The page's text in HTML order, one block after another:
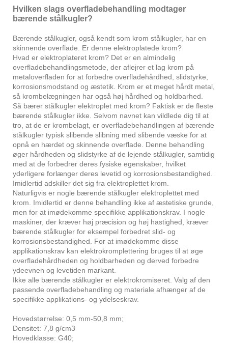
Hvilken slags overfladebehandling modtager
bærende stålkugler?
Bærende stålkugler, også kendt som krom stålkugler, har en
skinnende overflade. Er denne elektroplatede krom?
Hvad er elektroplateret krom? Det er en almindelig
overfladebehandlingsmetode, der aflejrer et lag krom på
metaloverfladen for at forbedre overfladehårdhed, slidstyrke,
korrosionsmodstand og æstetik. Krom er et meget hårdt metal,
så krombelægningen har også høj hårdhed og holdbarhed.
Så bærer stålkugler elektroplet med krom? Faktisk er de fleste
bærende stålkugler ikke. Selvom navnet kan vildlede dig til at
tro, at de er krombelagt, er overfladebehandlingen af ​​bærende
stålkugler typisk slibende slibning med slibende væske for at
opnå en hærdet og skinnende overflade. Denne behandling
øger hårdheden og slidstyrke af de lejende stålkugler, samtidig
med at de forbedrer deres fysiske egenskaber, hvilket
yderligere forlænger deres levetid og korrosionsbestandighed.
Imidlertid adskiller det sig fra elektroplettet krom.
Naturligvis er nogle bærende stålkugler elektroplettet med
krom. Imidlertid er denne behandling ikke af æstetiske grunde,
men for at imødekomme specifikke applikationskrav. I nogle
maskiner, der kræver høj præcision og høj hastighed, kræver
bærende stålkugler for eksempel forbedret slid- og
korrosionsbestandighed. For at imødekomme disse
applikationskrav kan elektrokromplettering bruges til at øge
overfladehårdheden og holdbarheden og derved forbedre
ydeevnen og levetiden markant.
Ikke alle bærende stålkugler er elektrokromiseret. Valg af den
passende overfladebehandling og materiale afhænger af de
specifikke applikations- og ydelseskrav.
Hovedstørrelse: 0,5 mm-50,8 mm;
Densitet: 7,8 g/cm3
Hovedklasse: G40;